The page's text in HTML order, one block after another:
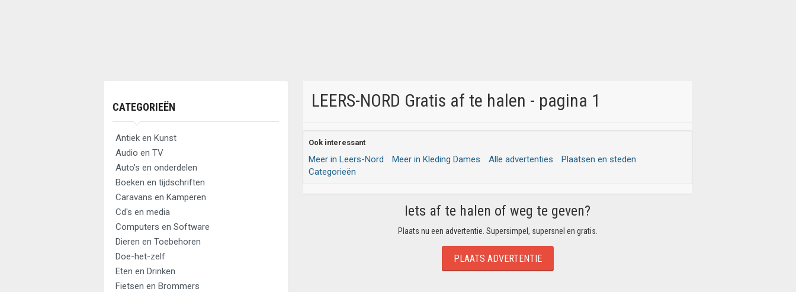
CATEGORIEËN
Antiek en Kunst
Audio en TV
Auto's en onderdelen
Boeken en tijdschriften
Caravans en Kamperen
Cd's en media
Computers en Software
Dieren en Toebehoren
Doe-het-zelf
Eten en Drinken
Fietsen en Brommers
LEERS-NORD Gratis af te halen - pagina 1
Ook interessant
Meer in Leers-Nord Meer in Kleding Dames Alle advertenties
Plaatsen en steden
Categorieën
Iets af te halen of weg te geven?
Plaats nu een advertentie. Supersimpel, supersnel en gratis.
PLAATS ADVERTENTIE